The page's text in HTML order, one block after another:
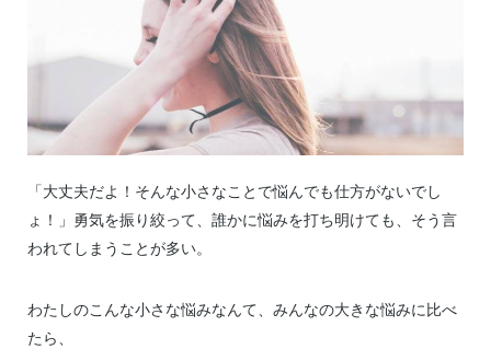
「大丈夫だよ！そんな小さなことで悩んでも仕方がないでし
ょ！」勇気を振り絞って、誰かに悩みを打ち明けても、そう言
われてしまうことが多い。
わたしのこんな小さな悩みなんて、みんなの大きな悩みに比べ
たら、